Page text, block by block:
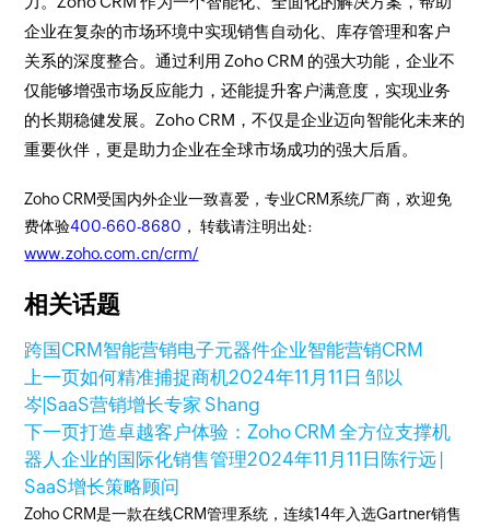
企业在复杂的市场环境中实现销售自动化、库存管理和客户
关系的深度整合。通过利用 Zoho CRM 的强大功能，企业不
仅能够增强市场反应能力，还能提升客户满意度，实现业务
的长期稳健发展。Zoho CRM，不仅是企业迈向智能化未来的
重要伙伴，更是助力企业在全球市场成功的强大后盾。
Zoho CRM受国内外企业一致喜爱，专业CRM系统厂商，欢迎免
费体验400-660-8680 ， 转载请注明出处:
www.zoho.com.cn/crm/
相关话题
跨国CRM 智能营销电子元器件企业智能营销CRM
上一页如何精准捕捉商机2024年11月11日 邹以
岑|SaaS营销增长专家 Shang
下一页打造卓越客户体验：Zoho CRM 全方位支撑机
器人企业的国际化销售管理2024年11月11日 陈行远 |
SaaS增长策略顾问
Zoho CRM是一款在线CRM管理系统，连续14年入选Gartner销售